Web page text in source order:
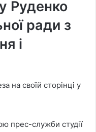
Руденко
ради з
і
на своїй сторінці у
прес-служби студії